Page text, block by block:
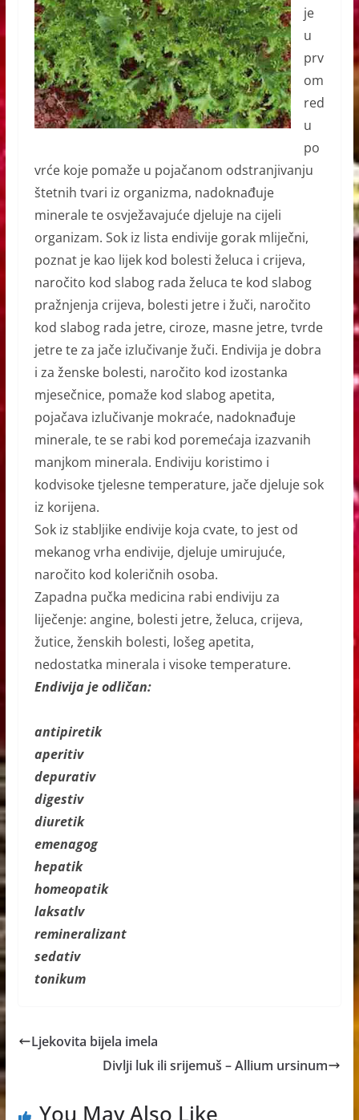
je
u
prv
om
red
u
po
vrće koje pomaže u pojačanom odstranjivanju
štetnih tvari iz organizma, nadoknađuje
minerale te osvježavajuće djeluje na cijeli
organizam. Sok iz lista endivije gorak mliječni,
poznat je kao lijek kod bolesti želuca i crijeva,
naročito kod slabog rada želuca te kod slabog
pražnjenja crijeva, bolesti jetre i žuči, naročito
kod slabog rada jetre, ciroze, masne jetre, tvrde
jetre te za jače izlučivanje žuči. Endivija je dobra
i za ženske bolesti, naročito kod izostanka
mjesečnice, pomaže kod slabog apetita,
pojačava izlučivanje mokraće, nadoknađuje
minerale, te se rabi kod poremećaja izazvanih
manjkom minerala. Endiviju koristimo i
kodvisoke tjelesne temperature, jače djeluje sok
iz korijena.
Sok iz stabljike endivije koja cvate, to jest od
mekanog vrha endivije, djeluje umirujuće,
naročito kod koleričnih osoba.
Zapadna pučka medicina rabi endiviju za
liječenje: angine, bolesti jetre, želuca, crijeva,
žutice, ženskih bolesti, lošeg apetita,
nedostatka minerala i visoke temperature.
Endivija je odličan:
antipiretik
aperitiv
depurativ
digestiv
diuretik
emenagog
hepatik
homeopatik
laksatlv
remineralizant
sedativ
tonikum
Ljekovita bijela imela
Divlji luk ili srijemuš – Allium ursinum
You May Also Like